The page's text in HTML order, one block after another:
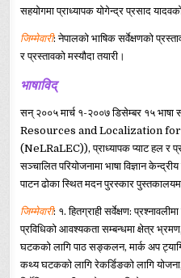
सहयोगमा प्राध्यापक योगेन्द्र प्रसाद
जिम्मेवारी: नेपालको भाषिक सर्वेक्षणको
र प्रस्तावको मस्यौदा तयारी।
भाषाविद्
सन् २००५ मार्च १-२००७ डिसेम्बर १५
Resources and Localization
(NeLRaLEC)), प्राध्यापक प्याट हल र
सञ्चालित परियोजनामा भाषा विज्ञान
पाटन ढोका स्थित मदन पुरस्कार
जिम्मेवारी: १. हितग्राही सर्वेक्षण:
प्रविधिको आवश्यकता सम्बन्धमा क्षेत्र
घटकको लागि पाठ सङ्कलन, मार्क अप
कथ्य घटकको लागि रेकर्डिङको लागि